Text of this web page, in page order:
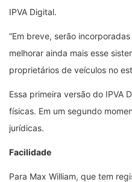
IPVA Digital.
“Em breve, serão
melhorar ainda mais esse
proprietários de veículos no
Essa primeira versão do IPVA
físicas. Em um segundo
jurídicas.
Facilidade
Para Max William, que tem